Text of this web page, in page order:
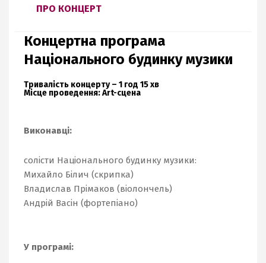
ПРО КОНЦЕРТ
Концертна програма
Національного будинку музики
Тривалість концерту – 1 год 15 хв
Місце проведення: Art-сцена
Виконавці:
солісти Національного будинку музики:
Михайло Білич (скрипка)
Владислав Прімаков (віолончель)
Андрій Васін (фортепіано)
У програмі: